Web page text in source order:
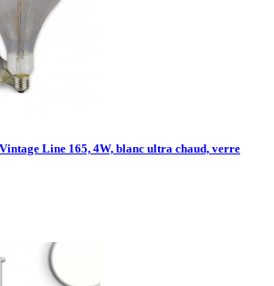
Line 165, 4W, blanc ultra chaud, verre